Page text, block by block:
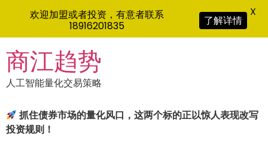
to
content
商江趋势
人工智能量化交易策略
抓住债券市场的量化风口，这两个标的正以惊人表现改写
投资规则！
欢迎加盟或者投资，有意者联系
18916201835
了解详情
X